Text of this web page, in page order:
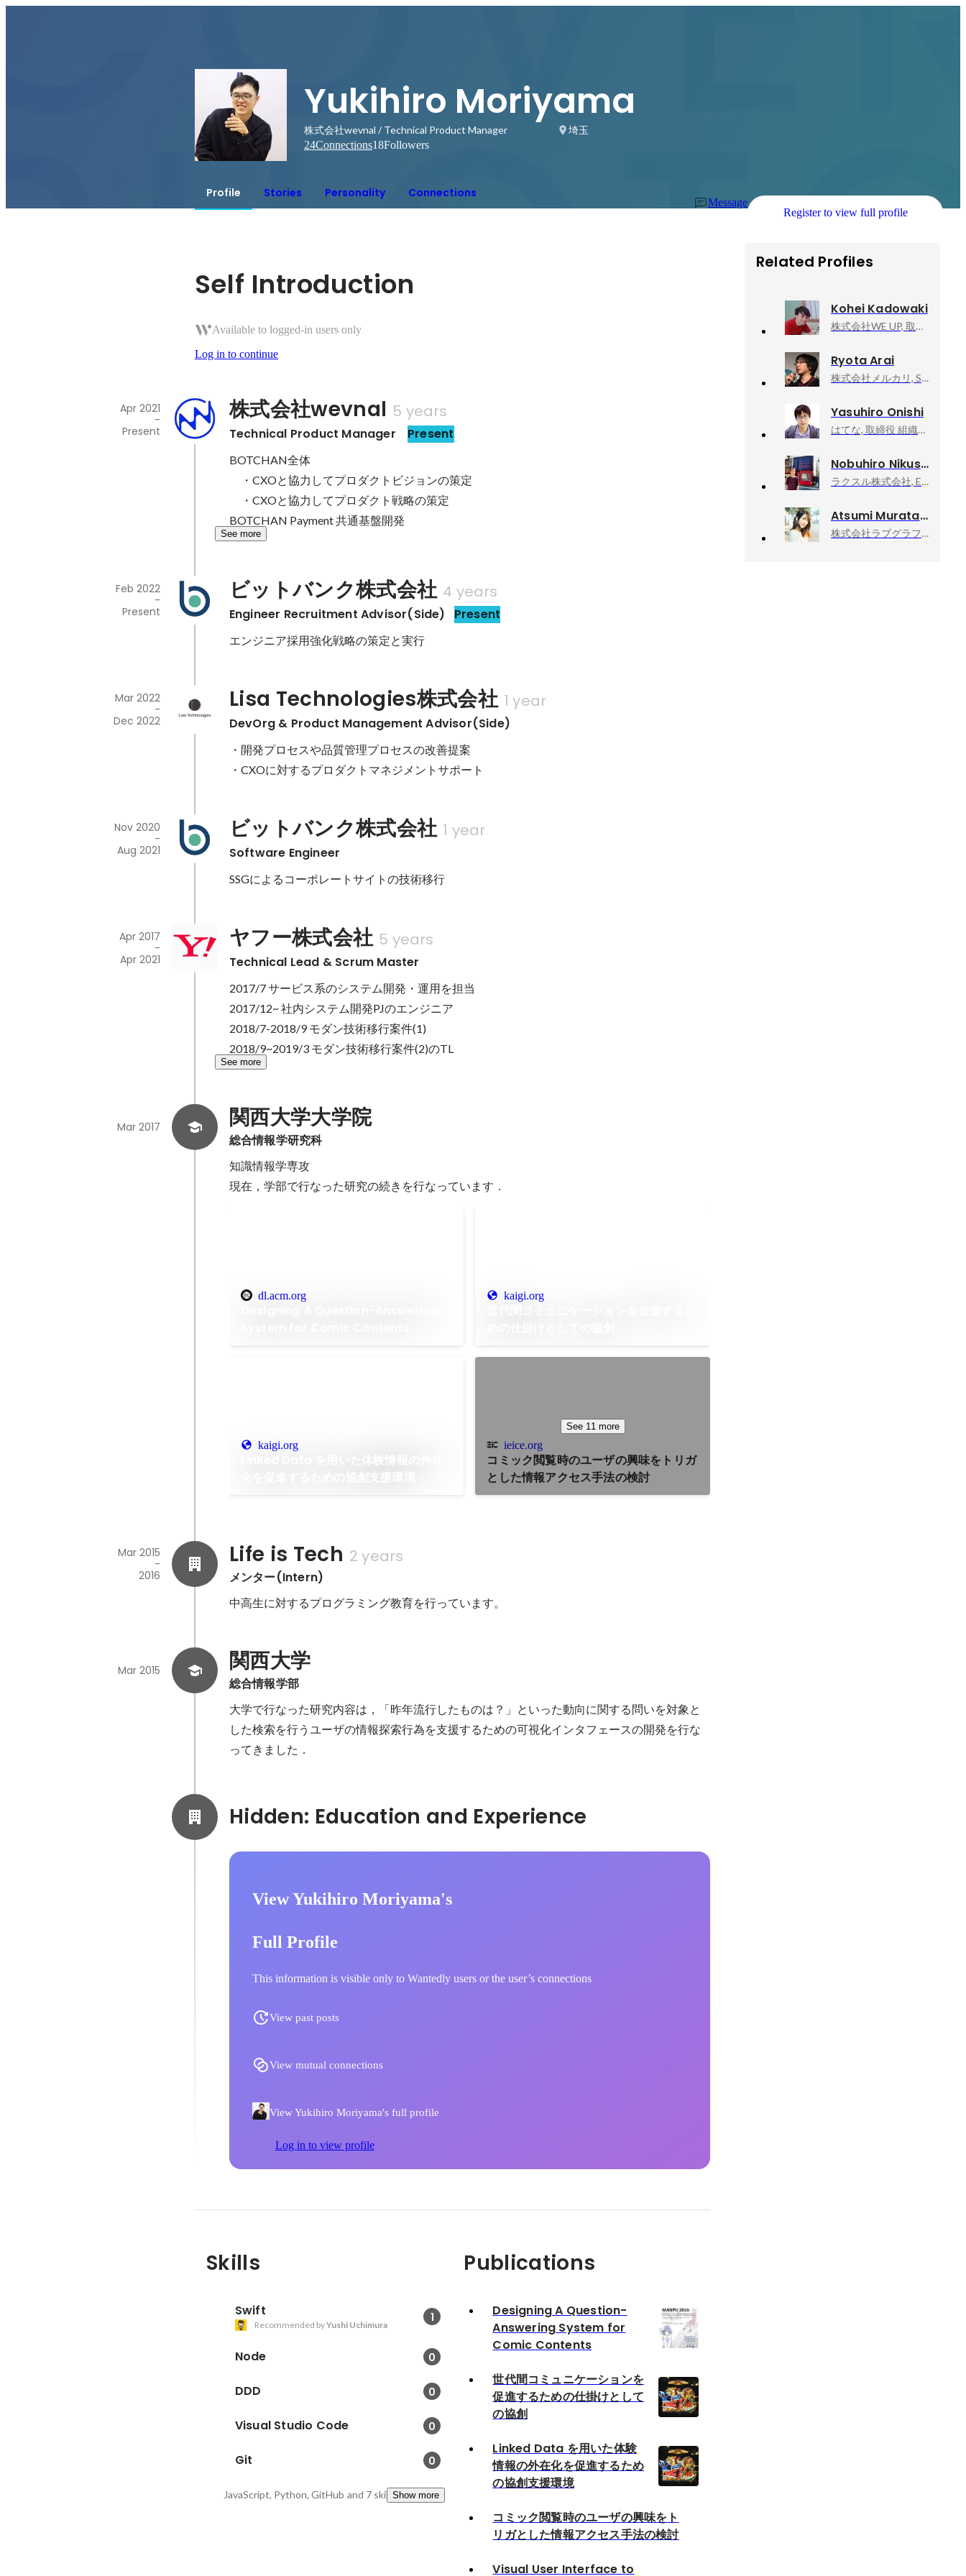
Yukihiro Moriyama
株式会社wevnal / Technical Product Manager
埼玉
24Connections18Followers
Profile Stories Personality Connections
Message
Register to view full profile
Self Introduction
Available to logged-in users only
Log in to continue
株式会社wevnal 5 years
Technical Product Manager Present
Apr 2021
-
Present
BOTCHAN全体
・CXOと協力してプロダクトビジョンの策定
・CXOと協力してプロダクト戦略の策定
BOTCHAN Payment 共通基盤開発
See more
ビットバンク株式会社 4 years
Engineer Recruitment Advisor(Side) Present
Feb 2022
-
Present
エンジニア採用強化戦略の策定と実行
Lisa Technologies株式会社 1 year
DevOrg & Product Management Advisor(Side)
Mar 2022
-
Dec 2022
・開発プロセスや品質管理プロセスの改善提案
・CXOに対するプロダクトマネジメントサポート
ビットバンク株式会社 1 year
Software Engineer
Nov 2020
-
Aug 2021
SSGによるコーポレートサイトの技術移行
ヤフー株式会社 5 years
Technical Lead & Scrum Master
Apr 2017
-
Apr 2021
2017/7 サービス系のシステム開発・運用を担当
2017/12~ 社内システム開発PJのエンジニア
2018/7-2018/9 モダン技術移行案件(1)
2018/9~2019/3 モダン技術移行案件(2)のTL
See more
関西大学大学院
総合情報学研究科
Mar 2017
知識情報学専攻
現在，学部で行なった研究の続きを行なっています．
dl.acm.org kaigi.org
kaigi.org ieice.org
コミック閲覧時のユーザの興味をトリガ
とした情報アクセス手法の検討
See 11 more
Life is Tech 2 years
メンター(Intern)
Mar 2015
-
2016
中高生に対するプログラミング教育を行っています。
関西大学
総合情報学部
Mar 2015
大学で行なった研究内容は，「昨年流行したものは？」といった動向に関する問いを対象と
した検索を行うユーザの情報探索行為を支援するための可視化インタフェースの開発を行な
ってきました．
View Yukihiro Moriyama's
Full Profile
This information is visible only to Wantedly users or the user’s connections
View past posts
View mutual connections
View Yukihiro Moriyama's full profile
Log in to view profile
Skills
Swift 1
Recommended byYushi Uchimura
Node 0
DDD 0
Visual Studio Code 0
Git 0
JavaScript, Python, GitHub and 7 skillsShow more
Publications
Designing A Question-
Answering System for
Comic Contents
世代間コミュニケーションを
促進するための仕掛けとして
の協創
Linked Data を用いた体験
情報の外在化を促進するため
の協創支援環境
コミック閲覧時のユーザの興味をト
リガとした情報アクセス手法の検討
Visual User Interface to
Related Profiles
Kohei Kadowaki
株式会社WE UP, 取締役 CTO
Ryota Arai
株式会社メルカリ, Software Engineer
Yasuhiro Onishi
はてな, 取締役 組織・基盤開発本部長
Nobuhiro Nikushi
ラクスル株式会社, Engineering head of ID Platform Group
Atsumi Murata
株式会社ラブグラフ, Co-founder & CCO